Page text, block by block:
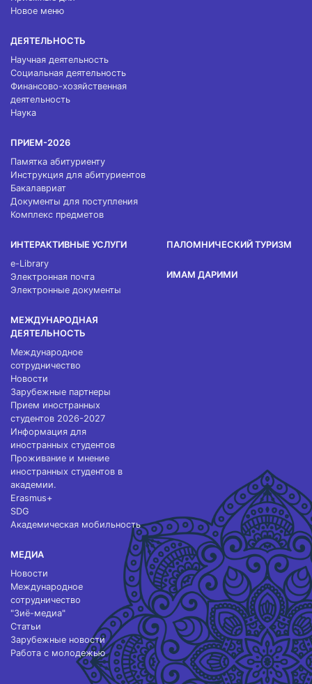
Новое меню
ДЕЯТЕЛЬНОСТЬ
Научная деятельность
Социальная деятельность
Финансово-хозяйственная
деятельность
Наука
ПРИЕМ-2026
Памятка абитуриенту
Инструкция для абитуриентов
Бакалавриат
Документы для поступления
Комплекс предметов
ИНТЕРАКТИВНЫЕ УСЛУГИ
e-Library
Электронная почта
Электронные документы
МЕЖДУНАРОДНАЯ
ДЕЯТЕЛЬНОСТЬ
Международное
сотрудничество
Новости
Зарубежные партнеры
Прием иностранных
студентов 2026-2027
Информация для
иностранных студентов
Проживание и мнение
иностранных студентов в
академии.
Erasmus+
SDG
Академическая мобильность
МЕДИА
Новости
Международное
сотрудничество
"Зиё-медиа"
Статьи
Зарубежные новости
Работа с молодежью
ПАЛОМНИЧЕСКИЙ ТУРИЗМ
ИМАМ ДАРИМИ